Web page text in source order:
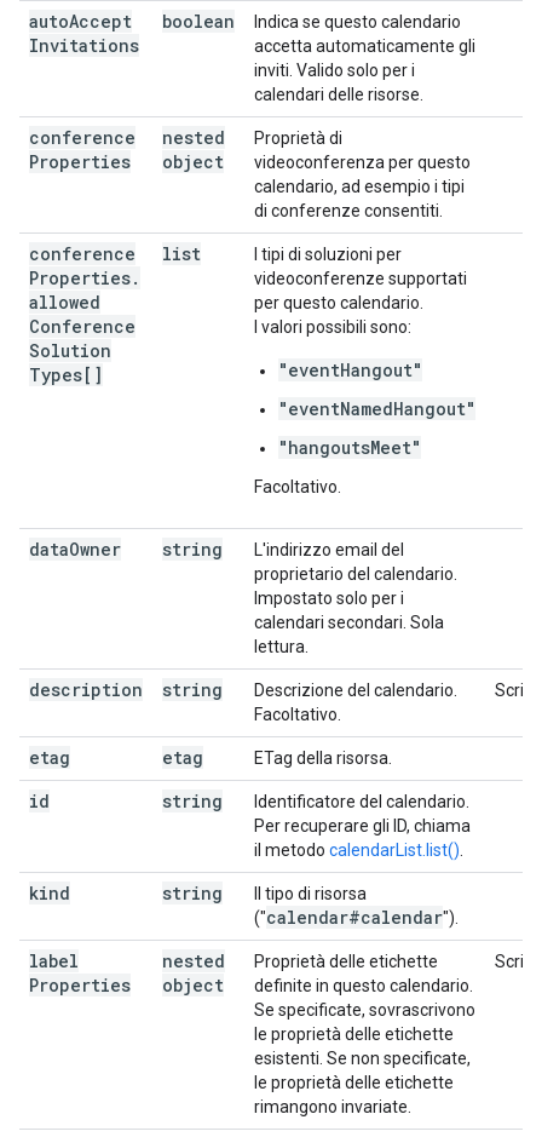
autoAccept
Invitations
boolean
Indica se questo calendario
accetta automaticamente gli
inviti. Valido solo per i
calendari delle risorse.
conference
Properties
nested
object
Proprietà di
videoconferenza per questo
calendario, ad esempio i tipi
di conferenze consentiti.
conference
Properties.
allowed
Conference
Solution
Types[]
list
I tipi di soluzioni per
videoconferenze supportati
per questo calendario.
I valori possibili sono:
"eventHangout"
"eventNamedHangout"
"hangoutsMeet"
Facoltativo.
dataOwner string
L'indirizzo email del
proprietario del calendario.
Impostato solo per i
calendari secondari. Sola
lettura.
description string
Descrizione del calendario.
Facoltativo.
etag etag ETag della risorsa.
id string
Identificatore del calendario.
Per recuperare gli ID, chiama
il metodo calendarList.list()
kind string
Il tipo di risorsa
("calendar#calendar").
label
Properties
nested
object
Proprietà delle etichette
definite in questo calendario.
Se specificate, sovrascrivono
le proprietà delle etichette
esistenti. Se non specificate,
le proprietà delle etichette
rimangono invariate.